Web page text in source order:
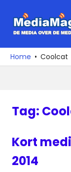
naar
media
over
Home Coolcat
Tag:
Kort
2014